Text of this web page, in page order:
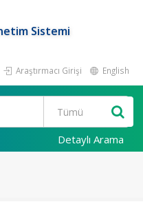
Sistemi
Araştırmacı Girişi English
Detaylı Arama